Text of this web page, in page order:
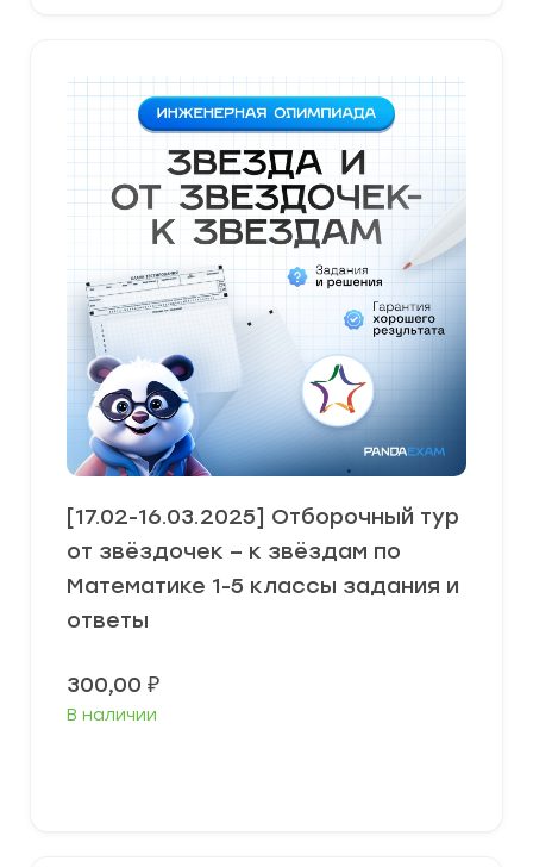
[17.02-16.03.2025] Отборочный тур
от звёздочек – к звёздам по
Математике 1-5 классы задания и
ответы
300,00 ₽
В наличии